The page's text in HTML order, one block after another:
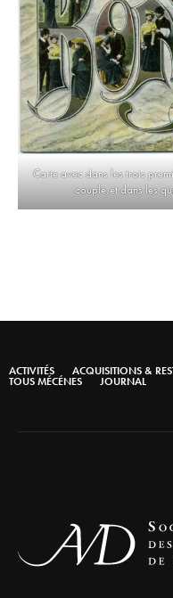
Carte avec dans les trois
couple,et dans les
ACTIVITÉS ACQUISITIONS &
TOUS MÉCÉNES JOURNAL